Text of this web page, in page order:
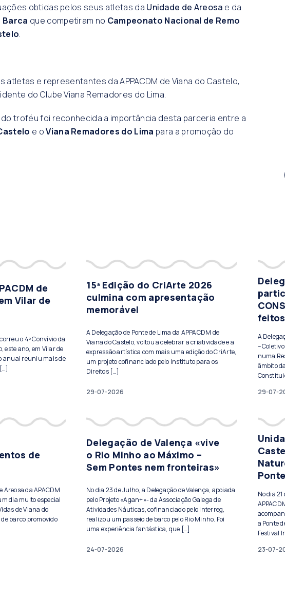
obtidas pelos seus atletas da Unidade de Areosa e da
Barca que competiram no Campeonato Nacional de Remo
.
atletas e representantes da APPACDM de Viana do Castelo,
do Clube Viana Remadores do Lima.
troféu foi reconhecida a importância desta parceria entre a
e oViana Remadores do Lima para a promoção do
de
Vilar de
o 4º Convívio da
este ano, em Vilar de
anual reuniu mais de
15ª Edição do CriArte 2026
culmina com apresentação
memorável
A Delegação de Ponte de Lima da APPACDM de
Viana do Castelo, voltou a celebrar a criatividade e a
expressão artística com mais uma edição do CriArte,
um projeto cofinanciado pelo Instituto para os
Direitos […]
29-07-2026
A
–
numa
âmbito
29-07-
de
da APACDM
dia muito especial
de Viana do
barco promovido
Delegação de Valença «vive
o Rio Minho ao Máximo –
Sem Pontes nem fronteiras»
No dia 23 de Julho, a Delegação de Valença, apoiada
pelo Projeto «Agan+»- da Associação Galega de
Atividades Náuticas, cofinanciado pelo Interreg,
realizou um passeio de barco pelo Rio Minho. Foi
uma experiência fantástica, que […]
24-07-2026
No dia
a Ponte
Festival
23-07-